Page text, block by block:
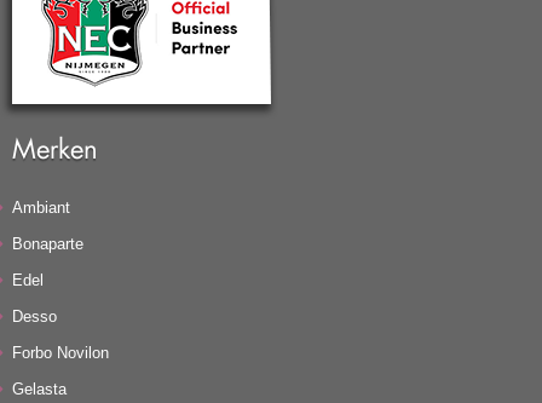
Merken
Ambiant
Bonaparte
Edel
Desso
Forbo Novilon
Gelasta